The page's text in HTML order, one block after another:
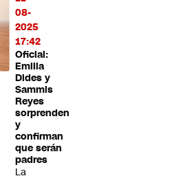
08-
2025
17:42
Oficial:
Emilia
Dides y
Sammis
Reyes
sorprenden
y
confirman
que serán
padres
La